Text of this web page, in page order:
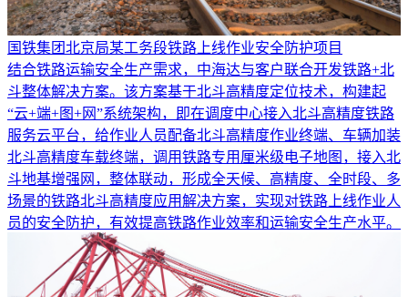
国铁集团北京局某工务段铁路上线作业安全防护项目
结合铁路运输安全生产需求，中海达与客户联合开发铁路+北
斗整体解决方案。该方案基于北斗高精度定位技术，构建起
“云+端+图+网”系统架构，即在调度中心接入北斗高精度铁路
服务云平台，给作业人员配备北斗高精度作业终端、车辆加装
北斗高精度车载终端，调用铁路专用厘米级电子地图，接入北
斗地基增强网，整体联动，形成全天候、高精度、全时段、多
场景的铁路北斗高精度应用解决方案，实现对铁路上线作业人
员的安全防护，有效提高铁路作业效率和运输安全生产水平。